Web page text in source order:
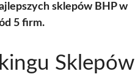
sklepów BHP w
5 firm.
Sklepów